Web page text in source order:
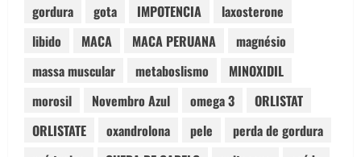
gordura
gota IMPOTENCIA
laxosterone
libido
MACA MACA PERUANA
magnésio
massa muscular
metaboslismo
MINOXIDIL
morosil
Novembro Azul omega 3
ORLISTAT
ORLISTATE
oxandrolona pele
perda de gordura